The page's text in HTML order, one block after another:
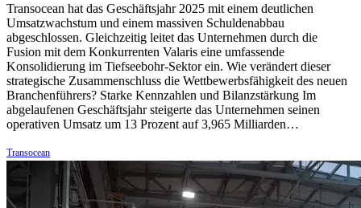
Transocean hat das Geschäftsjahr 2025 mit einem deutlichen
Umsatzwachstum und einem massiven Schuldenabbau
abgeschlossen. Gleichzeitig leitet das Unternehmen durch die
Fusion mit dem Konkurrenten Valaris eine umfassende
Konsolidierung im Tiefseebohr-Sektor ein. Wie verändert dieser
strategische Zusammenschluss die Wettbewerbsfähigkeit des neuen
Branchenführers? Starke Kennzahlen und Bilanzstärkung Im
abgelaufenen Geschäftsjahr steigerte das Unternehmen seinen
operativen Umsatz um 13 Prozent auf 3,965 Milliarden…
Transocean